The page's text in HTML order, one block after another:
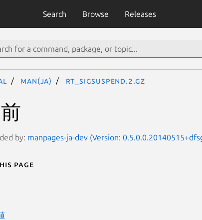
Search Browse Releases
man(ja) rt_sigsuspend.2.gz
by: manpages-ja-dev (Version:
page